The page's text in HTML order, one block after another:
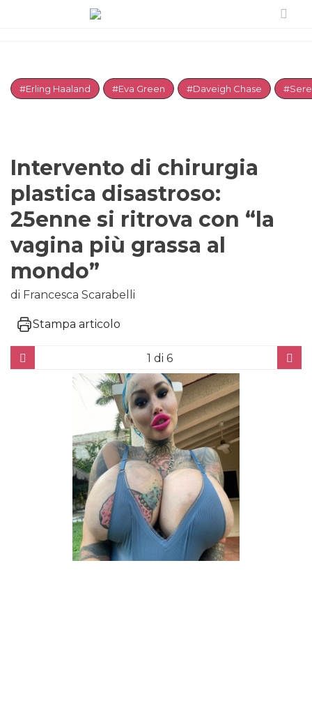
#Erling Haaland #Eva Green #Daveigh Chase
Intervento di chirurgia
plastica disastroso:
25enne si ritrova con “la
vagina più grassa al
mondo”
di Francesca Scarabelli
Stampa articolo
1 di 6